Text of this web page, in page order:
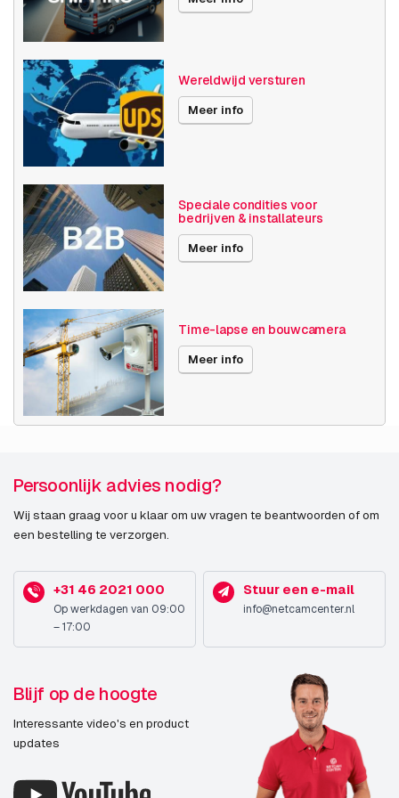
AXIS Q3839-PVE
AXIS Q4809-PVE
AXIS Q6020-E 50 Hz
AXIS Q6300-E 50 Hz
PTZ
AXIS M5000-G
AXIS M5526-E
AXIS M5526-E 4pcs
AXIS P5654-E MKII
AXIS P5655-E
AXIS P5676-LE
AXIS Q6086-E
AXIS Q6086-E NM
AXIS Q6088-E NM
AXIS Q6135-LE
AXIS Q6225-LE 50 Hz NM
AXIS Q6355-LE NM
AXIS Q6358-LE
Wereldwijd versturen
Meer info
Speciale condities voor
bedrijven & installateurs
Meer info
Time-lapse en bouwcamera
Meer info
Persoonlijk advies nodig?
Wij staan graag voor u klaar om uw vragen te beantwoorden of om
een bestelling te verzorgen.
+31 46 2021 000
Op werkdagen van 09:00
– 17:00
Stuur een e-mail
info@netcamcenter.nl
Blijf op de hoogte
Interessante video's en product
updates